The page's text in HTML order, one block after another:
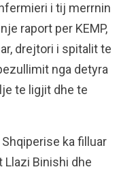
i tij merrnin
raport per KEMP,
drejtori i spitalit te
nga detyra
te ligjit dhe te
ka filluar
Binishi dhe